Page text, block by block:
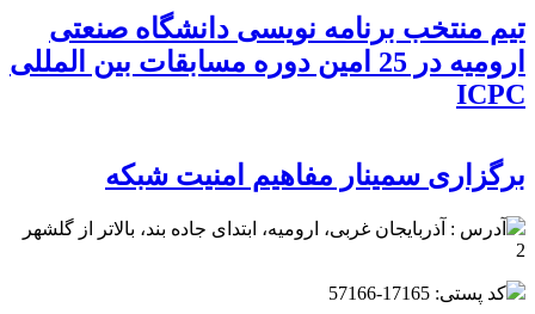
تیم منتخب برنامه نویسی دانشگاه صنعتی
ارومیه در 25 امین دوره مسابقات بین المللی
ICPC
برگزاری سمینار مفاهیم امنیت شبکه
آدرس : آذربایجان غربی، ارومیه، ابتدای جاده بند، بالاتر از گلشهر
2
کد پستی: 17165-57166